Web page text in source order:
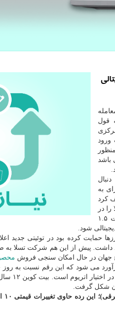
قول
ورود
باشد
به
کرد
در
اختیار این نهاد قرار دهد. جی ام پی سکیوریتیز تخمین زده است ۱.۵
شود.
حمایت کرده بود در توئیتی جدید
جهان در حال امکان سنجی فروش
اکنون ۶۵